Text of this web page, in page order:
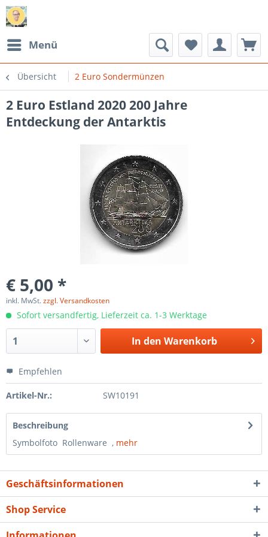
Menü
Übersicht 2 Euro Sondermünzen
2 Euro Estland 2020 200 Jahre
Entdeckung der Antarktis
€ 5,00 *
inkl. MwSt.zzgl. Versandkosten
Sofort versandfertig, Lieferzeit ca. 1-3 Werktage
In den Warenkorb
Empfehlen
Artikel-Nr.: SW10191
Beschreibung
Symbolfoto Rollenware , mehr
Geschäftsinformationen
Shop Service